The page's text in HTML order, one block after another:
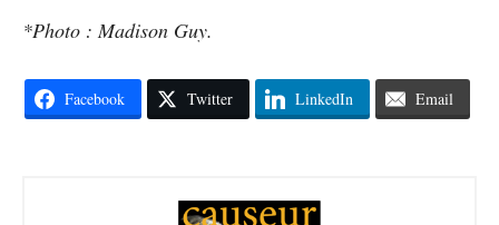
*Photo : Madison Guy.
Facebook Twitter LinkedIn Email